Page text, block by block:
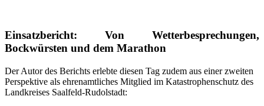
Einsatzbericht: Von Wetterbesprechungen,
Bockwürsten und dem Marathon
Der Autor des Berichts erlebte diesen Tag zudem aus einer zweiten
Perspektive als ehrenamtliches Mitglied im Katastrophenschutz des
Landkreises Saalfeld-Rudolstadt: